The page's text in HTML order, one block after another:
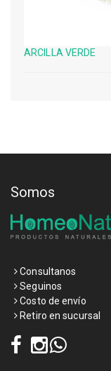
ARCILLA VERDE
Somos
Consultanos
Seguinos
Costo de envío
Retiro en sucursal